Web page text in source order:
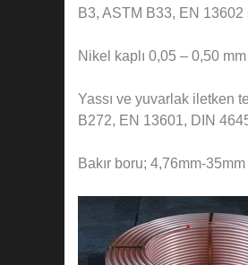
B3, ASTM B33, EN 13602
Nikel kaplı 0,05 – 0,50
Yassı ve yuvarlak iletken
B272, EN 13601, DIN
Bakır boru; 4,76mm-